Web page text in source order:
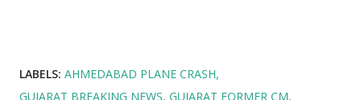
LABELS: AHMEDABAD PLANE CRASH
GUJARAT BREAKING NEWS GUJARAT FORMER CM